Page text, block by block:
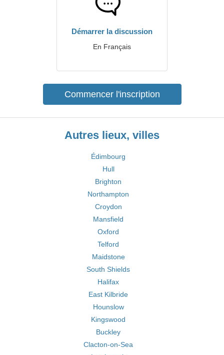
Démarrer la discussion
En Français
Commencer l'inscription
Autres lieux, villes
Édimbourg
Hull
Brighton
Northampton
Croydon
Mansfield
Oxford
Telford
Maidstone
South Shields
Halifax
East Kilbride
Hounslow
Kingswood
Buckley
Clacton-on-Sea